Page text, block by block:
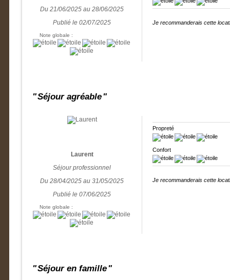
Du 21/06/2025 au 28/06/2025
Publié le 02/07/2025
Note globale :
Je recommanderais cette
Séjour agréable
Laurent
Séjour professionnel
Du 28/04/2025 au 31/05/2025
Publié le 07/06/2025
Note globale :
Propreté
Confort
Je recommanderais cette
Séjour en famille